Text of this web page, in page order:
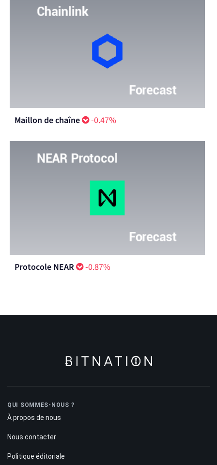
Maillon de chaîne -0.47%
Protocole NEAR -0.87%
QUI SOMMES-NOUS ?
À propos de nous
Nous contacter
Politique éditoriale